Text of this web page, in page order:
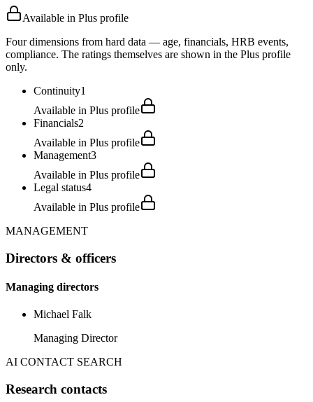
Available in Plus profile
Four dimensions from hard data — age, financials, HRB events,
compliance. The ratings themselves are shown in the Plus profile
only.
Continuity1
Available in Plus profile
Financials2
Available in Plus profile
Management3
Available in Plus profile
Legal status4
Available in Plus profile
MANAGEMENT
Directors & officers
Managing directors
Michael Falk
Managing Director
AI CONTACT SEARCH
Research contacts